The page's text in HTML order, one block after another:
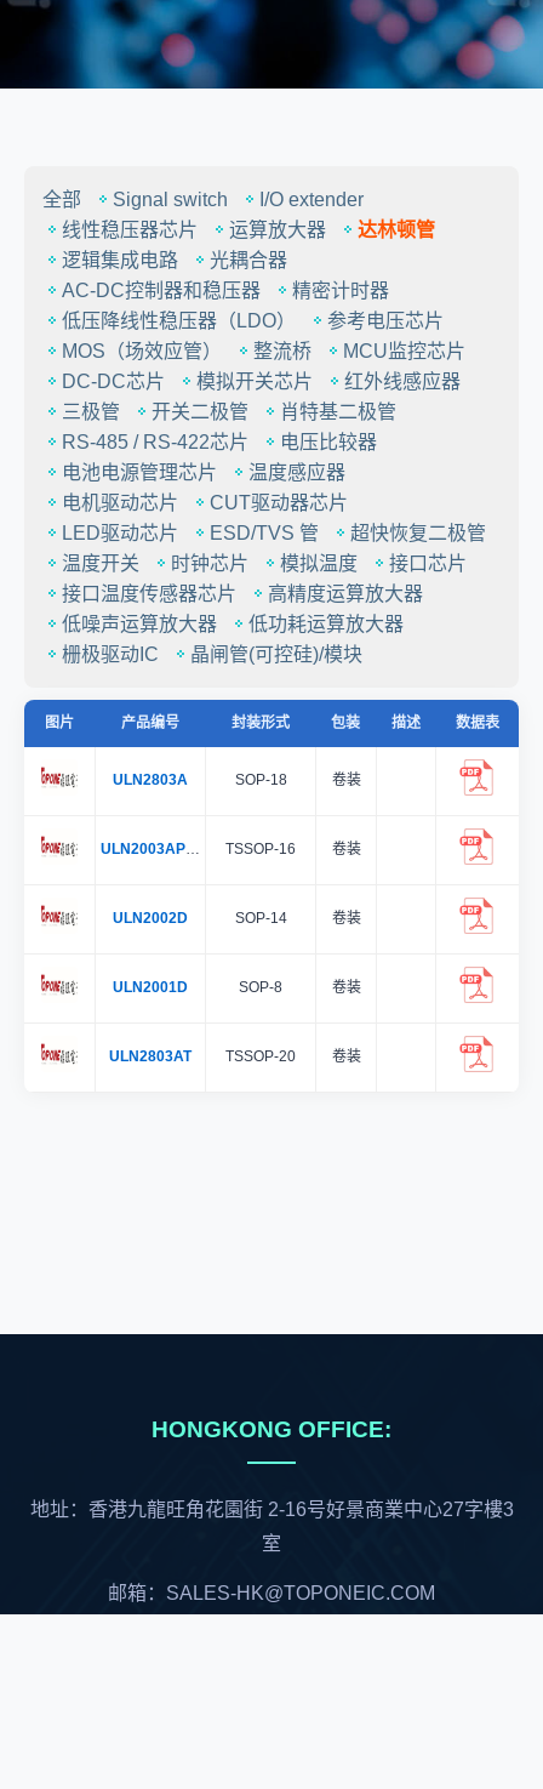
全部 Signal switch
I/O extender
线性稳压器芯片
运算放大器
达林顿管
逻辑集成电路
光耦合器
AC-DC控制器和稳压器
精密计时器
低压降线性稳压器（LDO）
参考电压芯片
MOS（场效应管）
整流桥
MCU监控芯片
DC-DC芯片
模拟开关芯片
红外线感应器
三极管
开关二极管
肖特基二极管
RS-485 / RS-422芯片
电压比较器
电池电源管理芯片
温度感应器
电机驱动芯片
CUT驱动器芯片
LED驱动芯片
ESD/TVS 管
超快恢复二极管
温度开关
时钟芯片 模拟温度
接口芯片
接口温度传感器芯片
高精度运算放大器
低噪声运算放大器
低功耗运算放大器
栅极驱动IC
晶闸管(可控硅)/模块
图片 产品编号 封装形式 包装 描述 数据表
ULN2803A SOP-18 卷装
ULN2003APWR TSSOP-16 卷装
ULN2002D SOP-14 卷装
ULN2001D SOP-8 卷装
ULN2803AT TSSOP-20 卷装
HONGKONG OFFICE:
地址：香港九龍旺角花園街 2-16号好景商業中心27字樓3
室
邮箱：SALES-HK@TOPONEIC.COM